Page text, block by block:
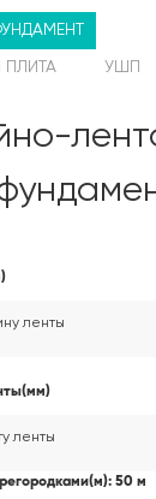
УШП
ленты
ленты
50 м